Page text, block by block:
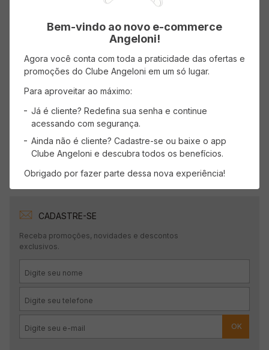
Avaliações
Carregando…
Mais recentes Todos
Carregando avaliações…
CADASTRE-SE
Receba promoções, novidades e descontos
exclusivos.
OK
Bem-vindo ao novo e-commerce
Angeloni!
Agora você conta com toda a praticidade das ofertas e
promoções do Clube Angeloni em um só lugar.
Para aproveitar ao máximo:
Já é cliente? Redefina sua senha e continue
acessando com segurança.
Ainda não é cliente? Cadastre-se ou baixe o app
Clube Angeloni e descubra todos os benefícios.
Obrigado por fazer parte dessa nova experiência!